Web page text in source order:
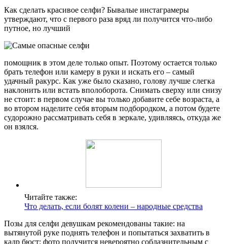
Как сделать красивое селфи? Бывалые инстаграмеры
утверждают, что с первого раза вряд ли получится что-либо
путное, но лучший
помощник в этом деле только опыт. Поэтому остается только
брать телефон или камеру в руки и искать его – самый
удачный ракурс. Как уже было сказано, голову лучше слегка
наклонить или встать вполоборота. Снимать сверху или снизу
не стоит: в первом случае вы только добавите себе возраста, а
во втором наделите себя вторым подбородком, а потом будете
судорожно рассматривать себя в зеркале, удивляясь, откуда же
он взялся.
Читайте также:
Что делать, если болят колени – народные средства
Позы для селфи девушкам рекомендованы такие: на
вытянутой руке поднять телефон и попытаться захватить в
кадр бюст: фото получится невероятно соблазнительным с